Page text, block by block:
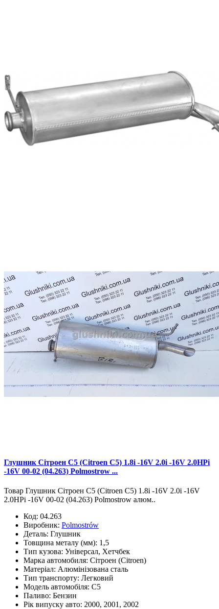
Глушник Сітроен С5 (Citroen C5) 1.8i -16V 2.0i -16V 2.0HPi
-16V 00-02 (04.263) Polmostrow ...
Товар Глушник Сітроен С5 (Citroen C5) 1.8i -16V 2.0i -16V
2.0HPi -16V 00-02 (04.263) Polmostrow алюм..
Код: 04.263
Виробник: Polmostrów
Деталь: Глушник
Товщина металу (мм): 1,5
Тип кузова: Універсал, Хетчбек
Марка автомобиля: Сітроен (Citroen)
Матеріал: Алюмінізована сталь
Тип транспорту: Легковий
Модель автомобіля: C5
Паливо: Бензин
Рік випуску авто: 2000, 2001, 2002